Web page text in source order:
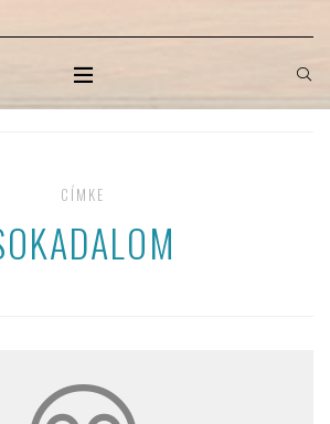
CÍMKE